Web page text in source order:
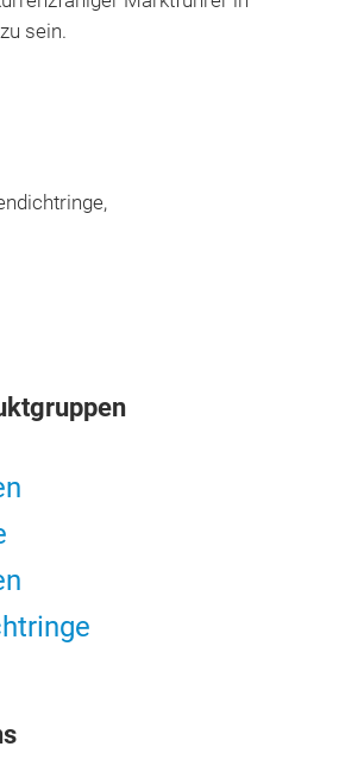
sein.